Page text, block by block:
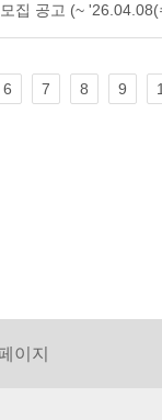
집 공고 (~
6 7 8 9
이지